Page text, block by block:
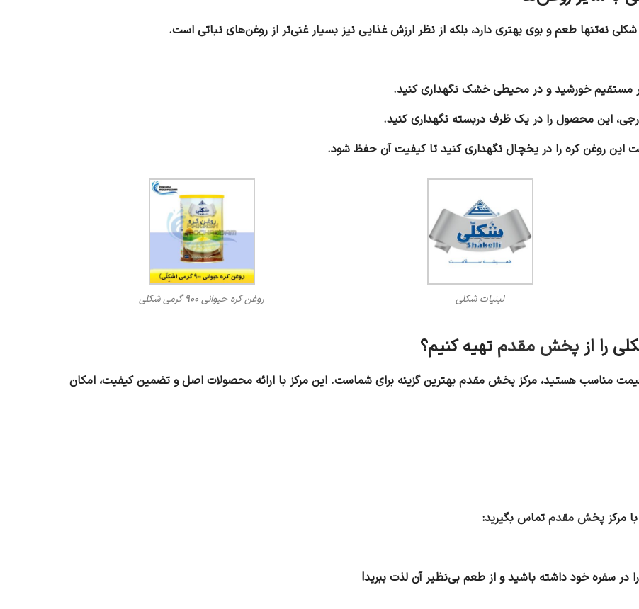
مستقیم خورشید و در محیطی خشک نگهداری کنید.
این محصول را در یک ظرف دربسته نگهداری کنید.
این روغن کره را در یخچال نگهداری کنید تا کیفیت آن حفظ شود.
لبنیات شکلی روغن کره حیوانی 900 گرمی شکلی
پخش مقدم تهیه کنیم؟
مناسب هستید، مرکز پخش مقدم بهترین گزینه برای شماست. این مرکز با ارائه محصولات اصل و تضمین کیفیت، امکان
پخش مقدم تماس بگیرید:
سفره خود داشته باشید و از طعم بی‌نظیر آن لذت ببرید!